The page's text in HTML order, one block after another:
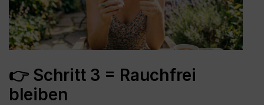
👉 Schritt 3 = Rauchfrei
bleiben